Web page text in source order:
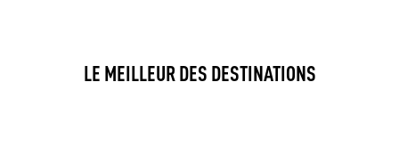
LE MEILLEUR DES DESTINATIONS